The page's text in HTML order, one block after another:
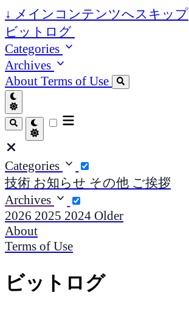
↓ メインコンテンツへスキップ
ビットログ
Categories
Archives
About Terms of Use
Categories
技術 お知らせ その他 ご挨拶
Archives
2026 2025 2024 Older
About
Terms of Use
ビットログ